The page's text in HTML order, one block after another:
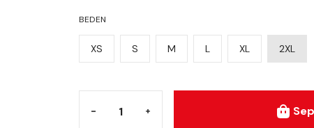
BEDEN
XS S M L XL 2XL